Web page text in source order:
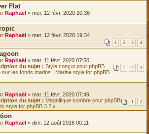
Flat
Raphaël « mer. 12 févr. 2020 20:38
Raphaël « mer. 12 févr. 2020 19:34
1 2 3 4
Raphaël « mar. 11 févr. 2020 07:50
1 2 3
du sujet : Style conçut pour phpBB
sur les fonds marins | Marine style for phpBB
Raphaël « mar. 11 févr. 2020 07:49
1 2
du sujet : Magnifique sombre pour phpBB
style for phpBB 3.2.x.
Raphaël « dim. 12 août 2018 00:11